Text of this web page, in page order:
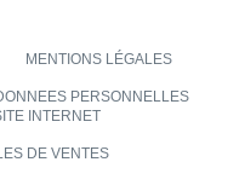
MENTIONS LÉGALES
PERSONNELLES
INTERNET
DE VENTES